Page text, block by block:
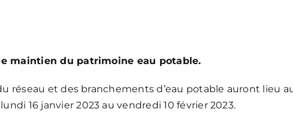
maintien du patrimoine eau potable.
réseau et des branchements d’eau potable auront lieu
16 janvier 2023 au vendredi 10 février 2023.